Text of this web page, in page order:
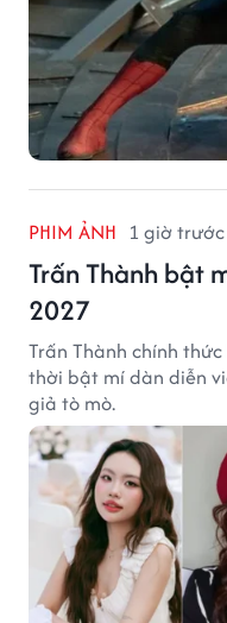
PHIM ẢNH 1 giờ trước
Trấn Thành bật
2027
Trấn Thành chính
thời bật mí dàn diễn
giả tò mò.